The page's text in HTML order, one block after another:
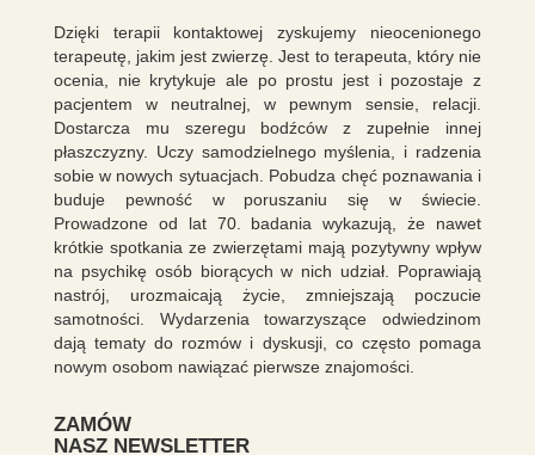
Dzięki terapii kontaktowej zyskujemy nieocenionego
terapeutę, jakim jest zwierzę. Jest to terapeuta, który nie
ocenia, nie krytykuje ale po prostu jest i pozostaje z
pacjentem w neutralnej, w pewnym sensie, relacji.
Dostarcza mu szeregu bodźców z zupełnie innej
płaszczyzny. Uczy samodzielnego myślenia, i radzenia
sobie w nowych sytuacjach. Pobudza chęć poznawania i
buduje pewność w poruszaniu się w świecie.
Prowadzone od lat 70. badania wykazują, że nawet
krótkie spotkania ze zwierzętami mają pozytywny wpływ
na psychikę osób biorących w nich udział. Poprawiają
nastrój, urozmaicają życie, zmniejszają poczucie
samotności. Wydarzenia towarzyszące odwiedzinom
dają tematy do rozmów i dyskusji, co często pomaga
nowym osobom nawiązać pierwsze znajomości.
ZAMÓW
NASZ NEWSLETTER